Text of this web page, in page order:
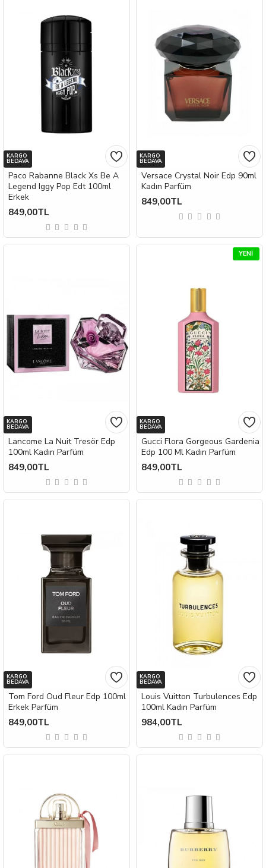
KARGO
BEDAVA
Paco Rabanne Black Xs Be A
Legend Iggy Pop Edt 100ml
Erkek
849,00TL
KARGO
BEDAVA
Versace Crystal Noir Edp 90ml
Kadın Parfüm
849,00TL
KARGO
BEDAVA
Lancome La Nuit Tresör Edp
100ml Kadın Parfüm
849,00TL
YENI
KARGO
BEDAVA
Gucci Flora Gorgeous Gardenia
Edp 100 Ml Kadın Parfüm
849,00TL
KARGO
BEDAVA
Tom Ford Oud Fleur Edp 100ml
Erkek Parfüm
849,00TL
KARGO
BEDAVA
Louis Vuitton Turbulences Edp
100ml Kadın Parfüm
984,00TL